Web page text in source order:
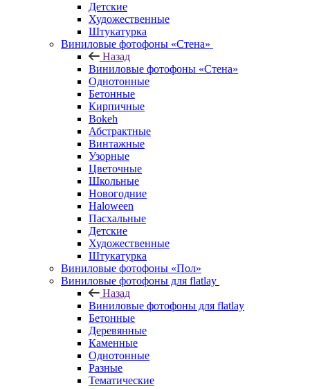
Детские
Художественные
Штукатурка
Виниловые фотофоны «Стена»
Назад
Виниловые фотофоны «Стена»
Однотонные
Бетонные
Кирпичные
Bokeh
Абстрактные
Винтажные
Узорные
Цветочные
Школьные
Новогодние
Haloween
Пасхальные
Детские
Художественные
Штукатурка
Виниловые фотофоны «Пол»
Виниловые фотофоны для flatlay
Назад
Виниловые фотофоны для flatlay
Бетонные
Деревянные
Каменные
Однотонные
Разные
Тематические